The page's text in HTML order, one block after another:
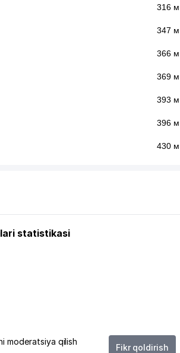
316 м
347 м
366 м
369 м
393 м
396 м
430 м
870 м
statistikasi
moderatsiya qilish
Fikr qoldirish